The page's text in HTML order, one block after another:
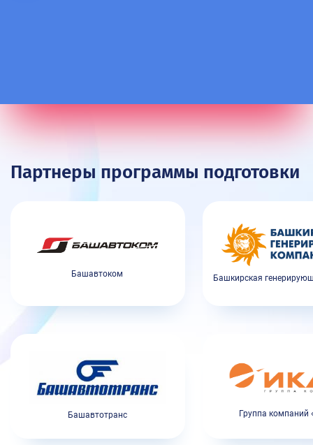
Партнеры программы подготовки
Башавтоком Башкирская
Башавтотранс Группа компаний